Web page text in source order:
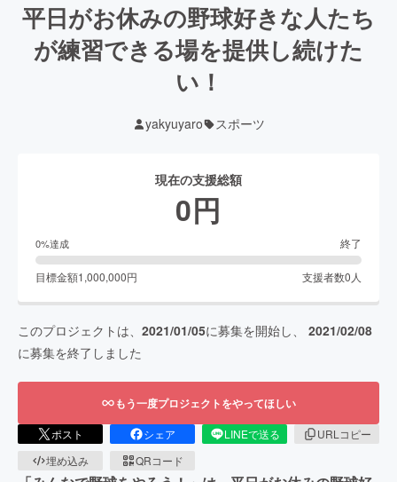
平日がお休みの野球好きな人たち
が練習できる場を提供し続けた
い！
yakyuyaro スポーツ
現在の支援総額
0円
0%達成 終了
目標金額1,000,000円 支援者数0人
このプロジェクトは、 2021/01/05に募集を開始し、 2021/02/08
に募集を終了しました
もう一度プロジェクトをやってほしい
ポスト シェア LINEで送る
URLコピー
埋め込み
QRコード